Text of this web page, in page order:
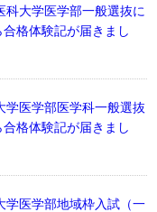
科大学医学部一般選抜に
格体験記が届きまし
学医学部医学科一般選抜
格体験記が届きまし
学医学部地域枠入試（一